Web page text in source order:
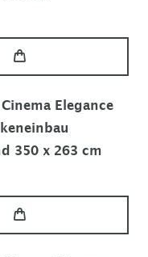
Cinema Elegance
350 x 263 cm